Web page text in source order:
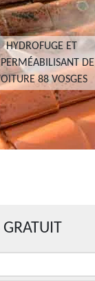
HYDROFUGE ET
DE
88 VOSGES
GRATUIT